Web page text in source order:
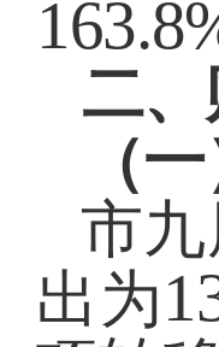
二
（
市
出为